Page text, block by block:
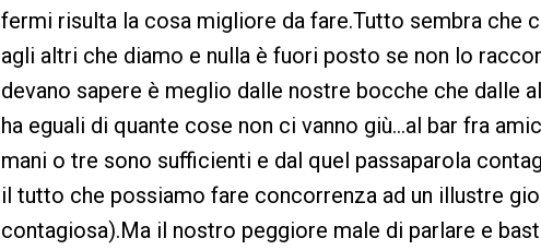
fermi risulta la cosa migliore da fare.Tutto sembra che
agli altri che diamo e nulla è fuori posto se non lo
devano sapere è meglio dalle nostre bocche che dalle
ha eguali di quante cose non ci vanno giù...al bar fra
mani o tre sono sufficienti e dal quel passaparola
il tutto che possiamo fare concorrenza ad un illustre
contagiosa).Ma il nostro peggiore male di parlare e